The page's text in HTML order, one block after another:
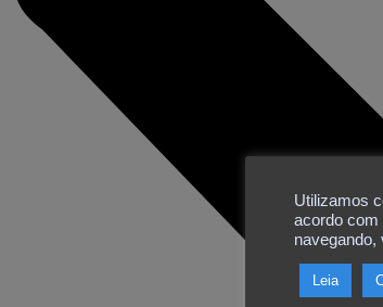
Utilizamos
acordo com
Leia